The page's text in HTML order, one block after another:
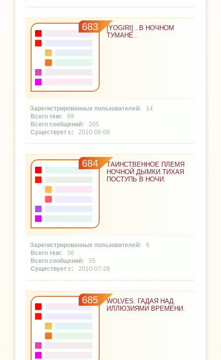
683
[YOGIRI] ..В НОЧНОМ
ТУМАНЕ..
14
69
205
2010-08-06
684
ТАИНСТВЕННОЕ ПЛЕМЯ
НОЧНОЙ ДЫМКИ.ТИХАЯ
ПОСТУПЬ В НОЧИ.
6
38
55
2010-07-28
685
WOLVES. ГАДАЯ НАД
ИЛЛЮЗИЯМИ ВРЕМЕНИ.